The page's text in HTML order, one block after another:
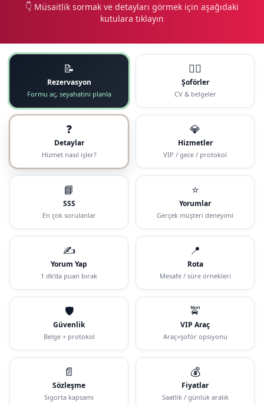
👇 Müsaitlik sormak ve detayları görmek için aşağıdaki
kutulara tıklayın
📝
Rezervasyon
Formu aç, seyahatini planla
🧑‍✈️
Şoförler
CV & belgeler
❓
Detaylar
Hizmet nasıl işler?
💎
Hizmetler
VIP / gece / protokol
📘
SSS
En çok sorulanlar
⭐
Yorumlar
Gerçek müşteri deneyimi
✍️
Yorum Yap
1 dk’da puan bırak
📍
Rota
Mesafe / süre örnekleri
🛡️
Güvenlik
Belge + protokol
🚖
VIP Araç
Araç+şoför opsiyonu
📄
Sözleşme
Sigorta kapsamı
💰
Fiyatlar
Saatlik / günlük aralık